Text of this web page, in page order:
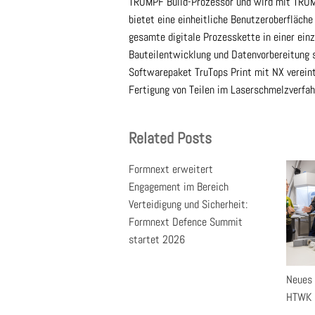
bietet eine einheitliche
gesamte digitale Prozesskette in einer
Bauteilentwicklung und Datenvorbereitung
Softwarepaket TruTops Print mit NX
Fertigung von Teilen im
Related Posts
Formnext erweitert
Engagement im Bereich
Verteidigung und Sicherheit:
Formnext Defence Summit
startet 2026